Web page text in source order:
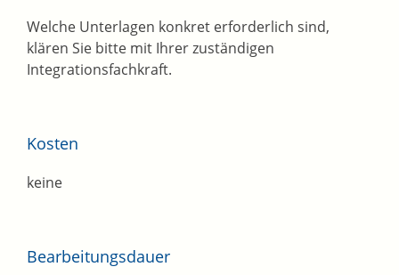
Welche Unterlagen konkret erforderlich sind,
klären Sie bitte mit Ihrer zuständigen
Integrationsfachkraft.
Kosten
keine
Bearbeitungsdauer